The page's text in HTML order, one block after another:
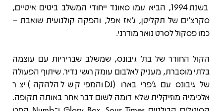
בשנת 1994, הביא עמו סאונד ייחודי המשלב ביטים איטיים,
סקרצ'ים של תקליטן, ג'אז אפל, והפקה קולנועית שואבת –
כמו פסקול לסרט נואר מודרני.
הקול החודר של בת' גיבונס, שמשלב שבריריות עם עוצמה
בלתי מוסברת, מעניק לאלבום עומק רגשי נדיר. שיתוף הפעולה
של גיבונס עם ג'פרי בארו (DJ והמפיק של הלהקה) יצר
אלכימיה מוזיקלית שלא דומה לשום דבר אחר באותה תקופה.